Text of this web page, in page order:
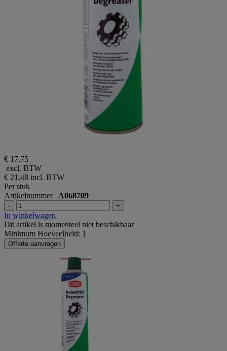
€ 17,75
excl. BTW
€ 21,48 incl. BTW
Per stuk
Artikelnummer A068709
- +
In winkelwagen
Dit artikel is momenteel niet beschikbaar
Minimum Hoeveelheid: 1
Offerte aanvragen